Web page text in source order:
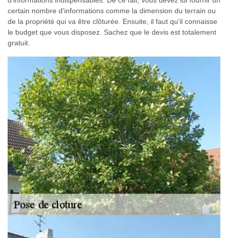
certain nombre d'informations comme la dimension du terrain ou
de la propriété qui va être clôturée. Ensuite, il faut qu'il connaisse
le budget que vous disposez. Sachez que le devis est totalement
gratuit.